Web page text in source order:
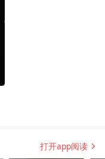
打开app阅读